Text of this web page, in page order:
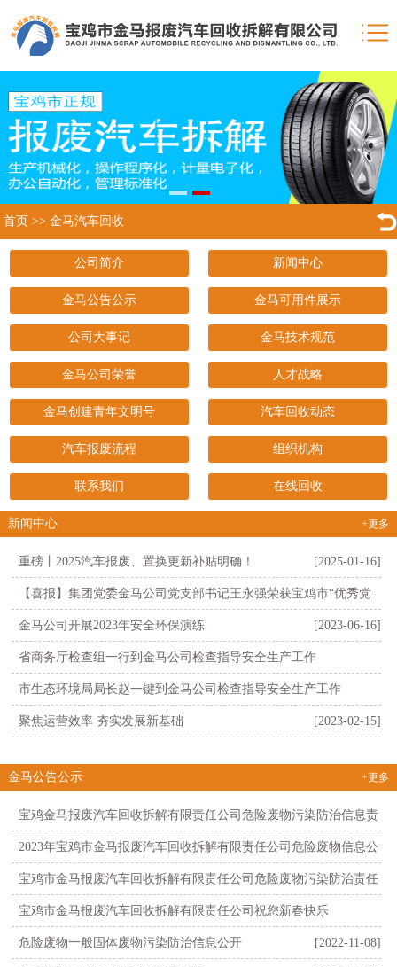
首页 >> 金马汽车回收
公司简介 新闻中心
金马公告公示 金马可用件展示
公司大事记 金马技术规范
金马公司荣誉 人才战略
金马创建青年文明号 汽车回收动态
汽车报废流程 组织机构
联系我们 在线回收
新闻中心 +更多
重磅丨2025汽车报废、置换更新补贴明确！ [2025-01-16]
【喜报】集团党委金马公司党支部书记王永强荣获宝鸡市“优秀党
支部书.. [2024-01-17]
金马公司开展2023年安全环保演练 [2023-06-16]
省商务厅检查组一行到金马公司检查指导安全生产工作
[2023-05-16]
市生态环境局局长赵一键到金马公司检查指导安全生产工作
[2023-03-09]
聚焦运营效率 夯实发展新基础 [2023-02-15]
金马公告公示 +更多
宝鸡金马报废汽车回收拆解有限责任公司危险废物污染防治信息责
任公开 [2025-09-19]
2023年宝鸡市金马报废汽车回收拆解有限责任公司危险废物信息公
开.. [2024-04-25]
宝鸡市金马报废汽车回收拆解有限责任公司危险废物污染防治责任
信息公.. [2024-04-24]
宝鸡市金马报废汽车回收拆解有限责任公司祝您新春快乐
[2023-02-09]
危险废物一般固体废物污染防治信息公开 [2022-11-08]